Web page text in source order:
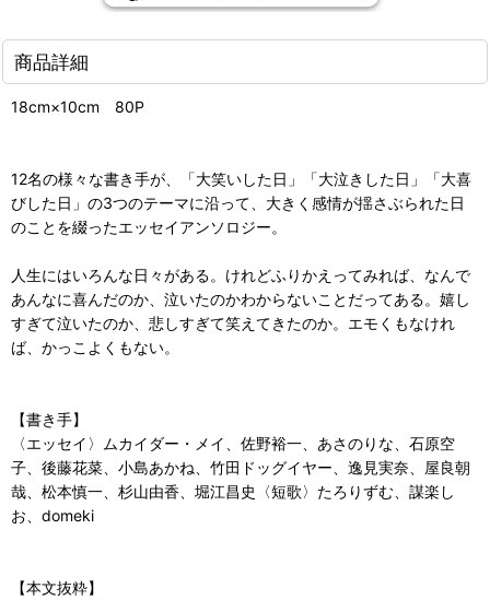
商品詳細
18cm×10cm 80P
12名の様々な書き手が、「大笑いした日」「大泣きした日」「大喜
びした日」の3つのテーマに沿って、大きく感情が揺さぶられた日
のことを綴ったエッセイアンソロジー。
人生にはいろんな日々がある。けれどふりかえってみれば、なんで
あんなに喜んだのか、泣いたのかわからないことだってある。嬉し
すぎて泣いたのか、悲しすぎて笑えてきたのか。エモくもなけれ
ば、かっこよくもない。
【書き手】
〈エッセイ〉ムカイダー・メイ、佐野裕一、あさのりな、石原空
子、後藤花菜、小島あかね、竹田ドッグイヤー、逸見実奈、屋良朝
哉、松本慎一、杉山由香、堀江昌史〈短歌〉たろりずむ、謀楽し
お、domeki
【本文抜粋】